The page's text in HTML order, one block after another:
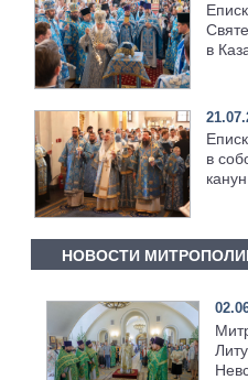
в
в
НОВОСТИ